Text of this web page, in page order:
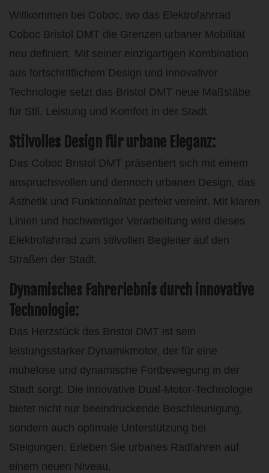
Willkommen bei Coboc, wo das Elektrofahrrad
Coboc Bristol DMT die Grenzen urbaner Mobilität
neu definiert. Mit seiner einzigartigen Kombination
aus fortschrittlichem Design und innovativer
Technologie setzt das Bristol DMT neue Maßstäbe
für Stil, Leistung und Komfort in der Stadt.
Stilvolles Design für urbane Eleganz:
Das Coboc Bristol DMT präsentiert sich mit einem
anspruchsvollen und dennoch urbanen Design, das
Ästhetik und Funktionalität perfekt vereint. Mit klaren
Linien und hochwertiger Verarbeitung wird dieses
Elektrofahrrad zum stilvollen Begleiter auf den
Straßen der Stadt.
Dynamisches Fahrerlebnis durch innovative
Technologie:
Das Herzstück des Bristol DMT ist sein
leistungsstarker Dynamikmotor, der für eine
mühelose und dynamische Fortbewegung in der
Stadt sorgt. Die innovative Dual-Motor-Technologie
bietet nicht nur beeindruckende Beschleunigung,
sondern auch optimale Unterstützung bei
Steigungen. Erleben Sie urbanes Radfahren auf
einem neuen Niveau.